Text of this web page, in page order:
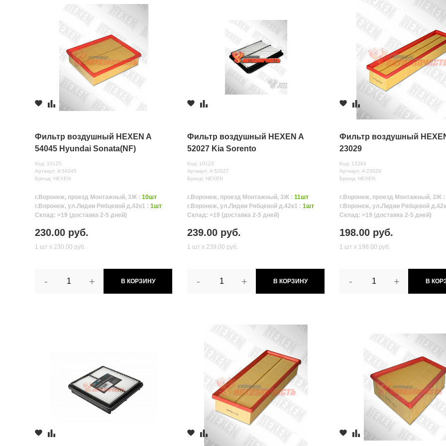
Фильтр воздушный HEXEN A
54045 Hyundai Sonata(NF)
Код: 10125
Артикул: A 54045
Бренд: HEXEN
г.Воронеж, проезд Монтажный, 3Ж : 10шт
г.Воронеж, ул.Лидии Рябцевой д.42к1 : 1шт
Склад: >19 (доставка 2-5 дней)
230.00 руб.
1 шт х 230.00 руб.
- + В КОРЗИНУ
Фильтр воздушный HEXEN A
52027 Kia Sorento
Код: 10122
Артикул: A 52027
Бренд: HEXEN
г.Воронеж, проезд Монтажный, 3Ж :11шт
г.Воронеж, ул.Лидии Рябцевой д.42к1 :1шт
Склад: >19 (доставка 2-5 дней)
239.00 руб.
1 шт х 239.00 руб.
- + В КОРЗИНУ
Фильтр воздушный
23029
Код: 12264
Артикул: A 23029
Бренд: HEXEN
г.Воронеж, проезд Монтажный, 3Ж
г.Воронеж, ул.Лидии Рябцевой
Склад: >19 (доставка 2-5 дней)
198.00 руб.
1 шт х 198.00 руб.
- + В